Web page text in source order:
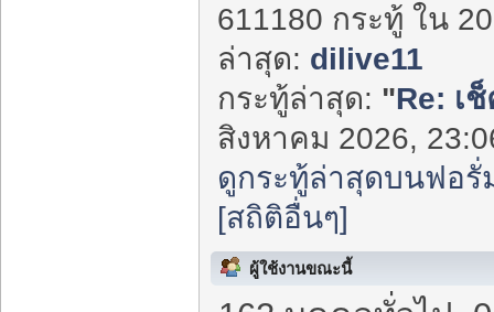
611180 กระทู้ ใน
ล่าสุด: dilive11
กระทู้ล่าสุด: "Re: เ
สิงหาคม 2026,
ดูกระทู้ล่าสุดบนฟอรั่
[สถิติอื่นๆ]
ผู้ใช้งานขณะนี้